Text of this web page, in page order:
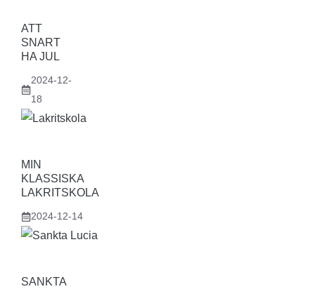
ATT
SNART
HA JUL
2024-12-
18
MIN
KLASSISKA
LAKRITSKOLA
2024-12-14
SANKTA